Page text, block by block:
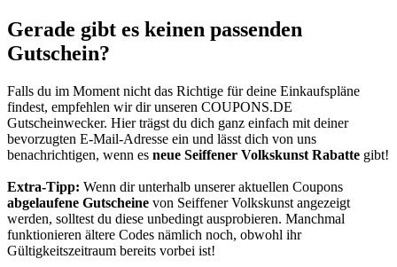
Gerade gibt es keinen passenden
Gutschein?
Falls du im Moment nicht das Richtige für deine Einkaufspläne
findest, empfehlen wir dir unseren COUPONS.DE
Gutscheinwecker. Hier trägst du dich ganz einfach mit deiner
bevorzugten E-Mail-Adresse ein und lässt dich von uns
benachrichtigen, wenn es neue Seiffener Volkskunst Rabatte gibt!
Extra-Tipp: Wenn dir unterhalb unserer aktuellen Coupons
abgelaufene Gutscheine von Seiffener Volkskunst angezeigt
werden, solltest du diese unbedingt ausprobieren. Manchmal
funktionieren ältere Codes nämlich noch, obwohl ihr
Gültigkeitszeitraum bereits vorbei ist!